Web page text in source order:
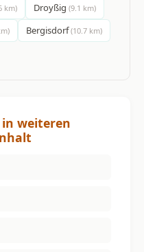
km) Droyßig (9.1 km)
Bergisdorf(10.7 km)
weiteren